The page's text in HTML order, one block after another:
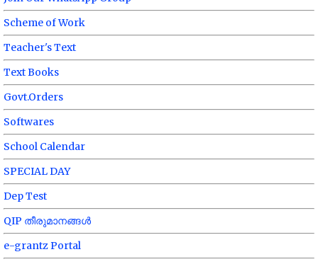
Scheme of Work
Teacher's Text
Text Books
Govt.Orders
Softwares
School Calendar
SPECIAL DAY
Dep Test
QIP തീരുമാനങ്ങൾ
e-grantz Portal